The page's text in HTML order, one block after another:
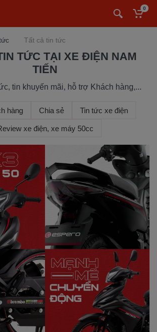
0
Tất cả tin tức
TỨC TẠI XE ĐIỆN NAM
TIẾN
tin khuyến mãi, hỗ trợ Khách hàng,...
hàng Chia sẻ Tin tức xe điện
xe điện, xe máy 50cc